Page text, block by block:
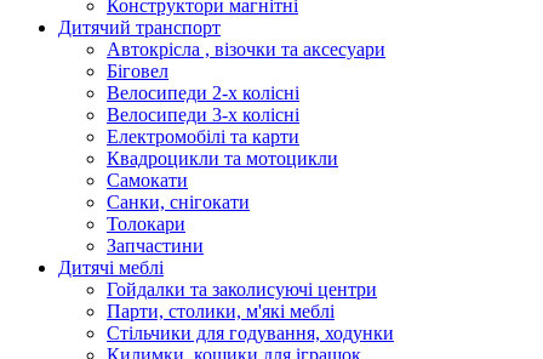
Конструктори магнітні
Дитячий транспорт
Автокрісла , візочки та аксесуари
Біговел
Велосипеди 2-х колісні
Велосипеди 3-х колісні
Електромобілі та карти
Квадроцикли та мотоцикли
Самокати
Санки, снігокати
Толокари
Запчастини
Дитячі меблі
Гойдалки та заколисуючі центри
Парти, столики, м'які меблі
Стільчики для годування, ходунки
Килимки, кошики для іграшок